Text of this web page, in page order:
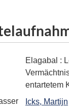
Elagabal :
entartetem
Icks, Martijn